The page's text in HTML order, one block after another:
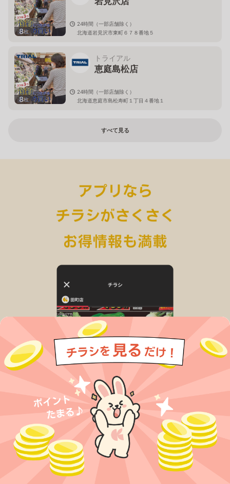
8枚
24時間（一部店舗除く）
北海道岩見沢市東町６７８番地５
8枚
トライアル
恵庭島松店
24時間（一部店舗除く）
北海道恵庭市島松寿町１丁目４番地１
すべて見る